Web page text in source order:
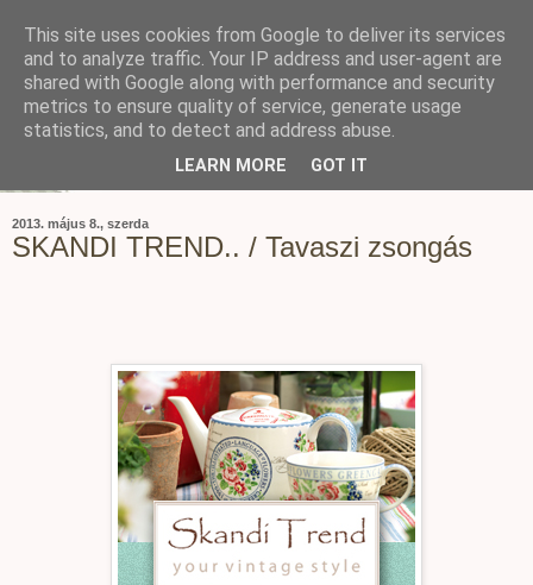
2013. május 8., szerda
SKANDI TREND.. / Tavaszi zsongás
This site uses cookies from Google to deliver its services
and to analyze traffic. Your IP address and user-agent are
shared with Google along with performance and security
metrics to ensure quality of service, generate usage
statistics, and to detect and address abuse.
LEARN MORE GOT IT